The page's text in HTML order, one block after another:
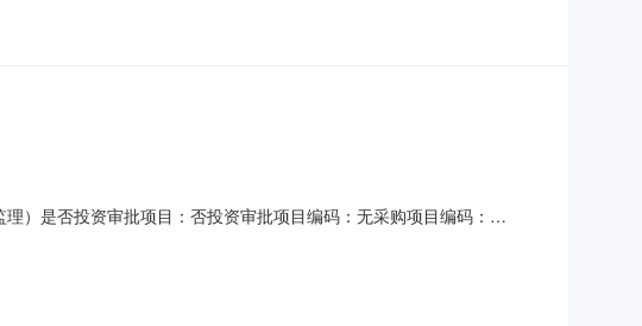
）是否投资审批项目：否投资审批项目编码：无采购项目编码：
资质丙级或丙级以上选取中介方式：邀请直选+竞价直购企业：中科盛